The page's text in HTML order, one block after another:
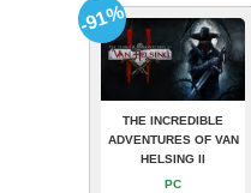
THE INCREDIBLE
ADVENTURES OF VAN
HELSING II
PC
-91%